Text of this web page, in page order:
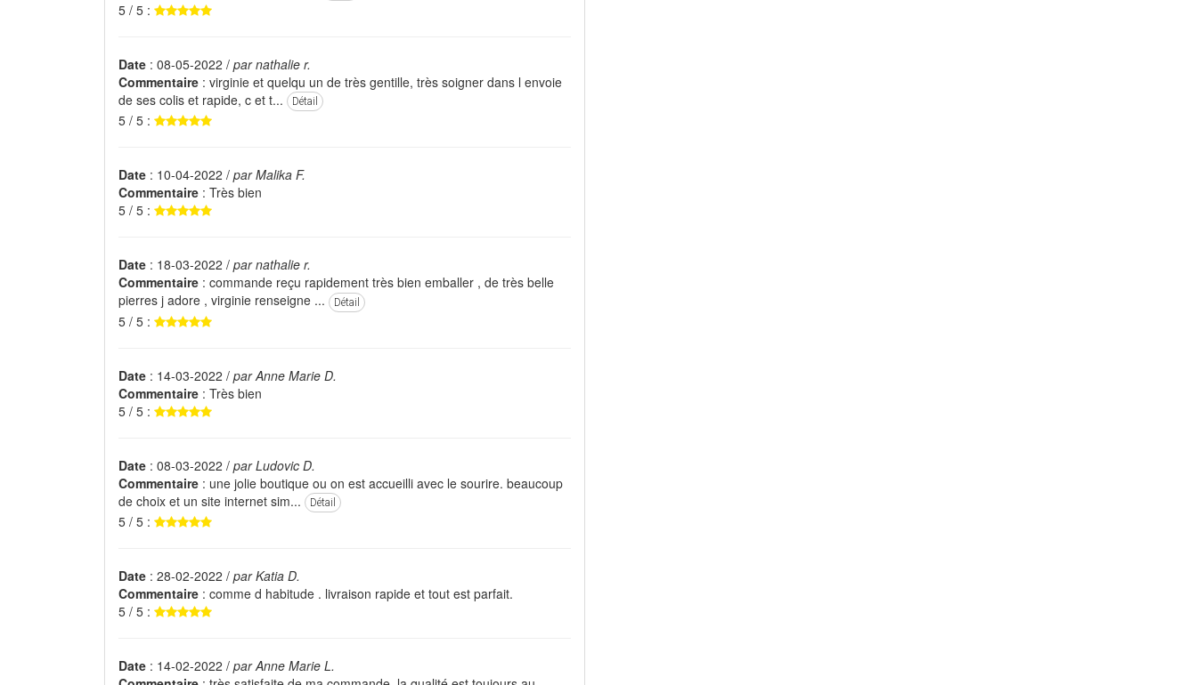
5 / 5 :
Date : 08-05-2022 / par nathalie r.
Commentaire : virginie et quelqu un de très gentille, très soigner dans l envoie
de ses colis et rapide, c et t...
Détail
5 / 5 :
Date : 10-04-2022 / par Malika F.
Commentaire : Très bien
5 / 5 :
Date : 18-03-2022 / par nathalie r.
Commentaire : commande reçu rapidement très bien emballer , de très belle
pierres j adore , virginie renseigne ...
Détail
5 / 5 :
Date : 14-03-2022 / par Anne Marie D.
Commentaire : Très bien
5 / 5 :
Date : 08-03-2022 / par Ludovic D.
Commentaire : une jolie boutique ou on est accueilli avec le sourire. beaucoup
de choix et un site internet sim...
Détail
5 / 5 :
Date : 28-02-2022 / par Katia D.
Commentaire : comme d habitude . livraison rapide et tout est parfait.
5 / 5 :
Date : 14-02-2022 / par Anne Marie L.